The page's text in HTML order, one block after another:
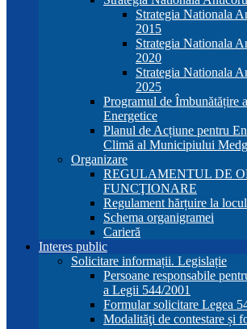
Strategia Nationala
2015
Strategia Nationala
2020
Strategia Nationala
2025
Programul de Îmbunătățire
Energetice
Planul de Acțiune pentru
Climă al Municipiului
Organizare
REGULAMENTUL DE
FUNCŢIONARE
Regulament hărțuire la
Schema organigramei
Carieră
Interes public
Solicitare informații. Legislație
Persoane responsabile
a Legii 544/2001
Formular solicitare Legea
Modalităţi de contestare și